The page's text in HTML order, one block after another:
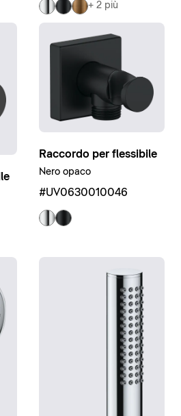
+ 2 più
Raccordo per flessibile
Nero opaco
#UV0630010046